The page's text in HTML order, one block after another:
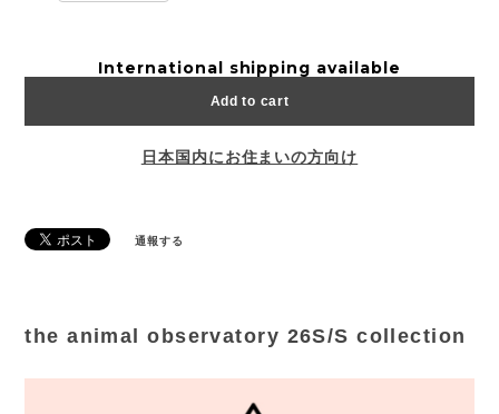
International shipping available
Add to cart
日本国内にお住まいの方向け
通報する
the animal observatory 26S/S collection